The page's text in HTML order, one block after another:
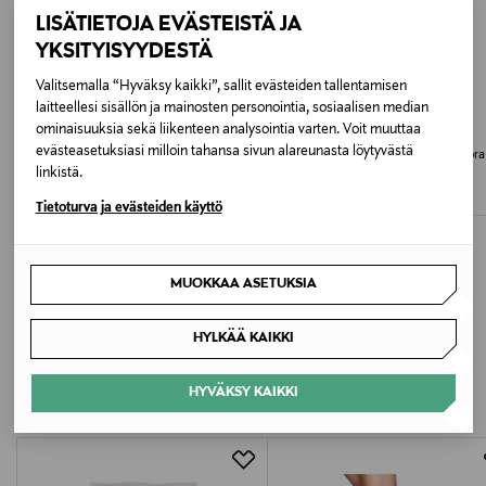
LISÄTIETOJA EVÄSTEISTÄ JA
YKSITYISYYDESTÄ
Valitsemalla “Hyväksy kaikki”, sallit evästeiden tallentamisen
laitteellesi sisällön ja mainosten personointia, sosiaalisen median
ominaisuuksia sekä liikenteen analysointia varten. Voit muuttaa
evästeasetuksiasi milloin tahansa sivun alareunasta löytyvästä
linkistä.
Tietoturva ja evästeiden käyttö
MUOKKAA ASETUKSIA
HYLKÄÄ KAIKKI
HYVÄKSY KAIKKI
Ihotyyppi
Kaikki ihotyypit
Meikkityyppi
Voidemainen
Väri
Koko
Glycine Soja (Soybean) Oil*, Sodium Bicarbonate, Zinc
Oxide, Hydrogenated Vegetable Oil, Zea Mays (Corn)
Starch, Butyrospermum Parkii (Shea) Butter, Glyceryl
LAVERA
Deo Roll-On Natural & Invisible
deodorantti 50 ml
11,00 €
LAVERA
Deo Roll-On Natural & Mild
LISÄÄ KIINNOSTAVIA
TUOTTEITA